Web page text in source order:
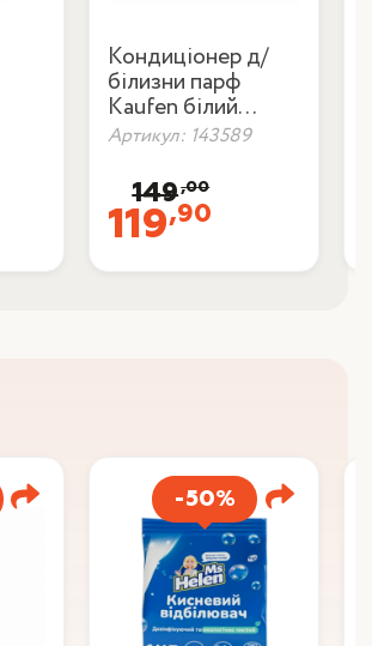
Кондиціонер д/
білизни парф
Kaufen білий
мускус 750 мл
Артикул: 143589
119,90
149,00
-50%